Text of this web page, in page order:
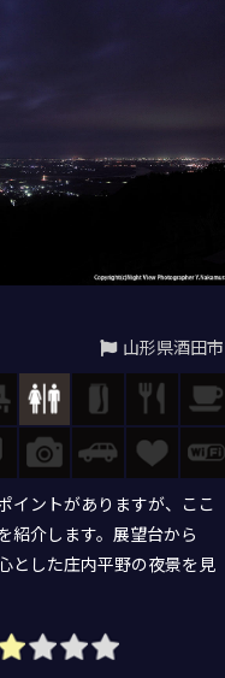
山形県酒田市
イントがありますが、ここ
紹介します。展望台から
とした庄内平野の夜景を見